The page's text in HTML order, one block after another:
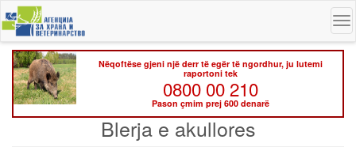
Skip
to
main
content
Nëqoftëse gjeni një derr të egër të ngordhur, ju lutemi
raportoni tek
0800 00 210
Pason çmim prej 600 denarë
Blerja e akullores